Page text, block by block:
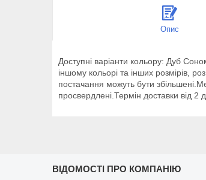
Опис
Доступні варіанти кольору: Дуб
іншому кольорі та інших розмірів,
постачання можуть бути
просвердлені.Термін доставки від 2
ВІДОМОСТІ ПРО КОМПАНІЮ